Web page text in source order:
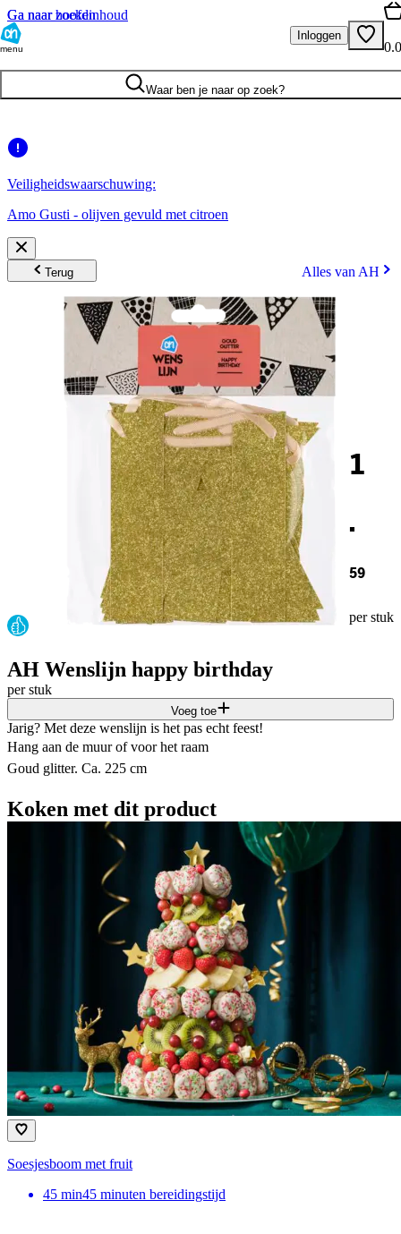
Ga naar hoofdinhoud
Ga naar zoeken
menu
Inloggen
Waar ben je naar op zoek?
Veiligheidswaarschuwing:
Amo Gusti - olijven gevuld met citroen
Terug Alles van AH
1
.
59
per stuk
AH Wenslijn happy birthday
per stuk
Voeg toe
Jarig? Met deze wenslijn is het pas echt feest!
Hang aan de muur of voor het raam
Goud glitter. Ca. 225 cm
Koken met dit product
Soesjesboom met fruit
45 min45 minuten bereidingstijd